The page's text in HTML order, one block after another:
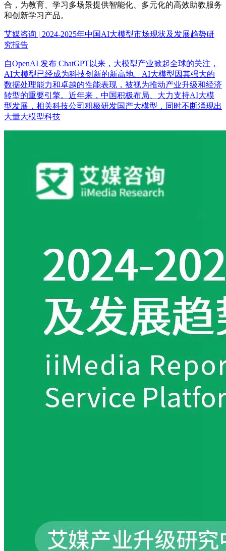
合，为教育、学习多场景提供智能化、多元化的高效助教服务
和创新学习产品。
艾媒咨询 | 2024-2025年中国AI大模型市场现状及发展趋势研
究报告
自OpenAI 发布 ChatGPT以来，大模型产业掀起全球的关注，
AI大模型已经成为科技创新的新高地。AI大模型因其强大的
数据处理能力和卓越的性能表现，被视为推动产业升级和经济
转型的重要引擎。近年来，中国积极布局、大力支持AI大模
型发展，相关科技公司积极研发国产大模型，同时不断涌现出
大量大模型科技